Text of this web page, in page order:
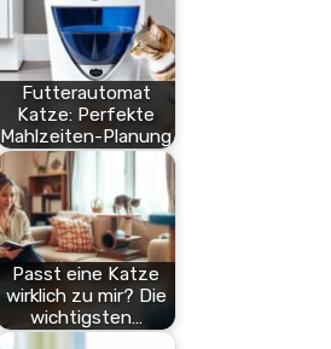
Futterautomat
Katze: Perfekte
Mahlzeiten-Planung
Passt eine Katze
wirklich zu mir? Die
wichtigsten…